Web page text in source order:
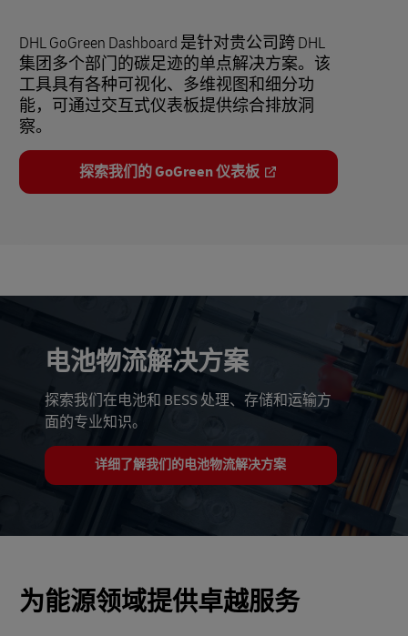
DHL GoGreen Dashboard 是针对贵公司跨 DHL
集团多个部门的碳足迹的单点解决方案。该
工具具有各种可视化、多维视图和细分功
能，可通过交互式仪表板提供综合排放洞
察。
探索我们的 GoGreen 仪表板
电池物流解决方案
探索我们在电池和 BESS 处理、存储和运输方
面的专业知识。
详细了解我们的电池物流解决方案
为能源领域提供卓越服务